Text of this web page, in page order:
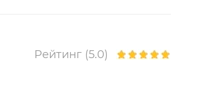
Рейтинг (5.0)